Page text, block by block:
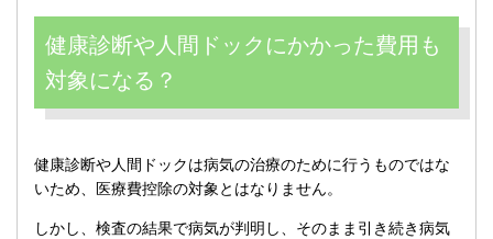
健康診断や人間ドックにかかった費用も
対象になる？
健康診断や人間ドックは病気の治療のために行うものではな
いため、医療費控除の対象とはなりません。
しかし、検査の結果で病気が判明し、そのまま引き続き病気